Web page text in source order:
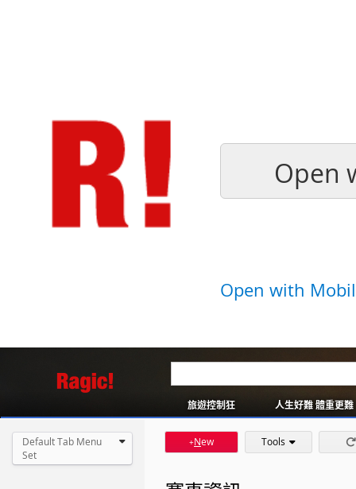
Open
Open with
旅遊控制狂 人生好難 體重更難
Default Tab Menu
Set
+New Tools